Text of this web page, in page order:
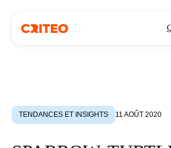
TENDANCES ET INSIGHTS 11 AOÛT 2020